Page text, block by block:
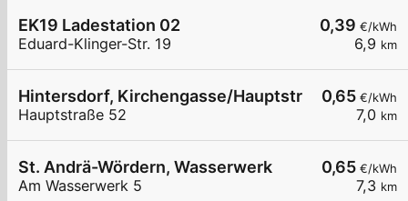
0,39 €/kWh
6,9 km
EK19 Ladestation 02
Eduard-Klinger-Str. 19
0,65 €/kWh
7,0 km
Hintersdorf, Kirchengasse/Hauptstrasse
Hauptstraße 52
0,65 €/kWh
7,3 km
St. Andrä-Wördern, Wasserwerk
Am Wasserwerk 5